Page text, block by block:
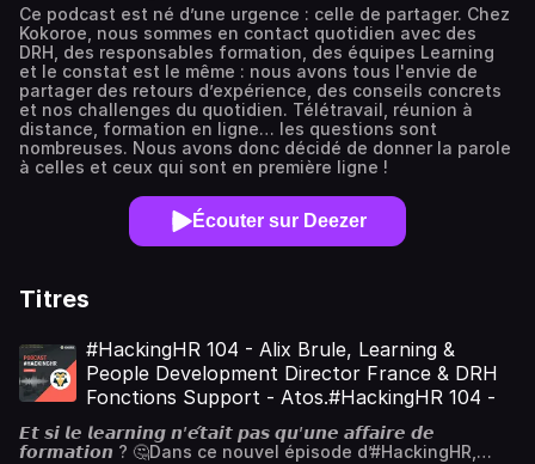
Ce podcast est né d’une urgence : celle de partager. Chez
Kokoroe, nous sommes en contact quotidien avec des
DRH, des responsables formation, des équipes Learning
et le constat est le même : nous avons tous l'envie de
partager des retours d’expérience, des conseils concrets
et nos challenges du quotidien. Télétravail, réunion à
distance, formation en ligne… les questions sont
nombreuses. Nous avons donc décidé de donner la parole
à celles et ceux qui sont en première ligne !
Écouter sur Deezer
Titres
#HackingHR 104 - Alix Brule, Learning &
People Development Director France & DRH
Fonctions Support - Atos.#HackingHR 104 -
𝙀𝙩 𝙨𝙞 𝙡𝙚 𝙡𝙚𝙖𝙧𝙣𝙞𝙣𝙜 𝙣’𝙚́𝙩𝙖𝙞𝙩 𝙥𝙖𝙨 𝙦𝙪’𝙪𝙣𝙚 𝙖𝙛𝙛𝙖𝙞𝙧𝙚 𝙙𝙚
𝙛𝙤𝙧𝙢𝙖𝙩𝙞𝙤𝙣 ? 🤔Dans ce nouvel épisode d’#HackingHR,